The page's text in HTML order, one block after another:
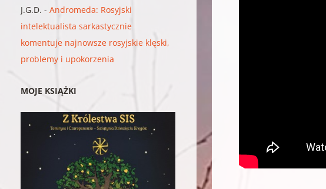
J.G.D. -Andromeda: Rosyjski
intelektualista sarkastycznie
komentuje najnowsze rosyjskie klęski,
problemy i upokorzenia
MOJE KSIĄŻKI